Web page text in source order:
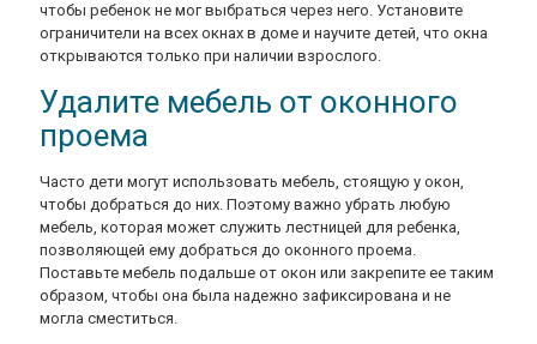
чтобы ребенок не мог выбраться через него. Установите
ограничители на всех окнах в доме и научите детей, что окна
открываются только при наличии взрослого.
Удалите мебель от оконного
проема
Часто дети могут использовать мебель, стоящую у окон,
чтобы добраться до них. Поэтому важно убрать любую
мебель, которая может служить лестницей для ребенка,
позволяющей ему добраться до оконного проема.
Поставьте мебель подальше от окон или закрепите ее таким
образом, чтобы она была надежно зафиксирована и не
могла сместиться.